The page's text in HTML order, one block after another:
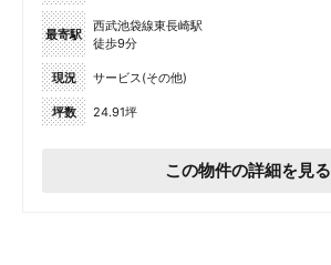
最寄駅
西武池袋線東長崎駅
徒歩9分
現況 サービス(その他)
坪数 24.91坪
この物件の詳細を見る